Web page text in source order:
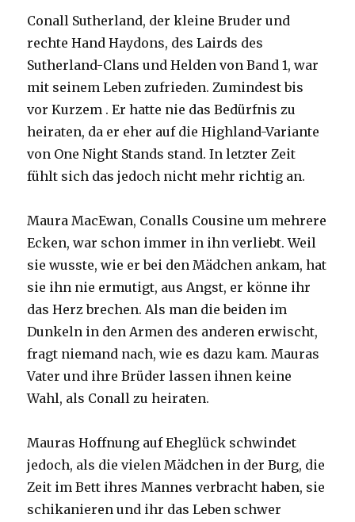
Conall Sutherland, der kleine Bruder und
rechte Hand Haydons, des Lairds des
Sutherland-Clans und Helden von Band 1, war
mit seinem Leben zufrieden. Zumindest bis
vor Kurzem . Er hatte nie das Bedürfnis zu
heiraten, da er eher auf die Highland-Variante
von One Night Stands stand. In letzter Zeit
fühlt sich das jedoch nicht mehr richtig an.
Maura MacEwan, Conalls Cousine um mehrere
Ecken, war schon immer in ihn verliebt. Weil
sie wusste, wie er bei den Mädchen ankam, hat
sie ihn nie ermutigt, aus Angst, er könne ihr
das Herz brechen. Als man die beiden im
Dunkeln in den Armen des anderen erwischt,
fragt niemand nach, wie es dazu kam. Mauras
Vater und ihre Brüder lassen ihnen keine
Wahl, als Conall zu heiraten.
Mauras Hoffnung auf Eheglück schwindet
jedoch, als die vielen Mädchen in der Burg, die
Zeit im Bett ihres Mannes verbracht haben, sie
schikanieren und ihr das Leben schwer